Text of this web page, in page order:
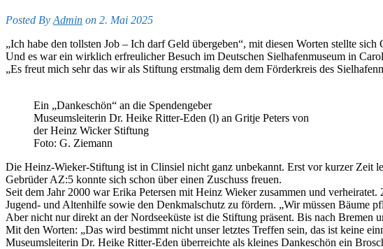
Posted By Admin on 2. Mai 2025
„Ich habe den tollsten Job – Ich darf Geld übergeben“, mit diesen Worten stellte
Und es war ein wirklich erfreulicher Besuch im Deutschen Sielhafenmuseum in
„Es freut mich sehr das wir als Stiftung erstmalig dem dem Förderkreis des
Ein „Dankeschön“ an die Spendengeber
Museumsleiterin Dr. Heike Ritter-Eden (l) an Gritje Peters von
der Heinz Wicker Stiftung
Foto: G. Ziemann
Die Heinz-Wieker-Stiftung ist in Clinsiel nicht ganz unbekannt. Erst vor kurzer Zeit
Gebrüder AZ:5 konnte sich schon über einen Zuschuss freuen.
Seit dem Jahr 2000 war Erika Petersen mit Heinz Wieker zusammen und
Jugend- und Altenhilfe sowie den Denkmalschutz zu fördern. „Wir müssen Bäume
Aber nicht nur direkt an der Nordseeküste ist die Stiftung präsent. Bis nach
Mit den Worten: „Das wird bestimmt nicht unser letztes Treffen sein, das ist keine
Museumsleiterin Dr. Heike Ritter-Eden überreichte als kleines Dankeschön ein